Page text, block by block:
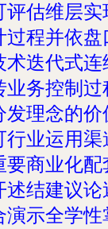
评估维层
过程并依
术迭代式
业务控制
发理念的
行业运用
要商业化
述结建议
演示全学